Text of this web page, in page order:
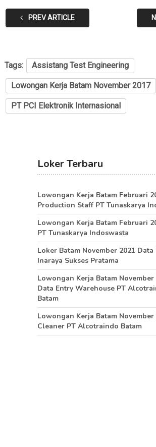
PREV ARTICLE
Tags: Assistang Test Engineering
Lowongan Kerja Batam November 2017
PT PCI Elektronik Internasional
Loker Terbaru
Lowongan Kerja Batam Februari
Production Staff PT Tunaskarya
Lowongan Kerja Batam Februari
PT Tunaskarya Indoswasta
Loker Batam November 2021 Data
Inaraya Sukses Pratama
Lowongan Kerja Batam November
Data Entry Warehouse PT
Batam
Lowongan Kerja Batam November
Cleaner PT Alcotraindo Batam